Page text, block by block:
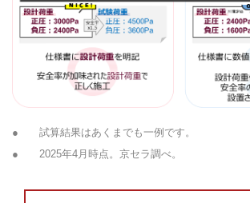
●
試算結果はあくまでも一例です。
●
2025年4月時点。京セラ調べ。